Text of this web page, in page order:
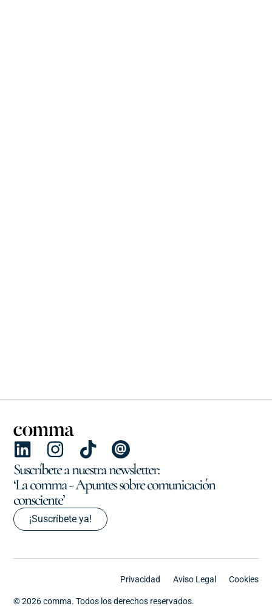
Suscríbete a nuestra newsletter:
‘La comma - Apuntes sobre comunicación
consciente’
¡Suscríbete ya!
© 2026 comma. Todos los derechos reservados.
Privacidad Aviso Legal Cookies